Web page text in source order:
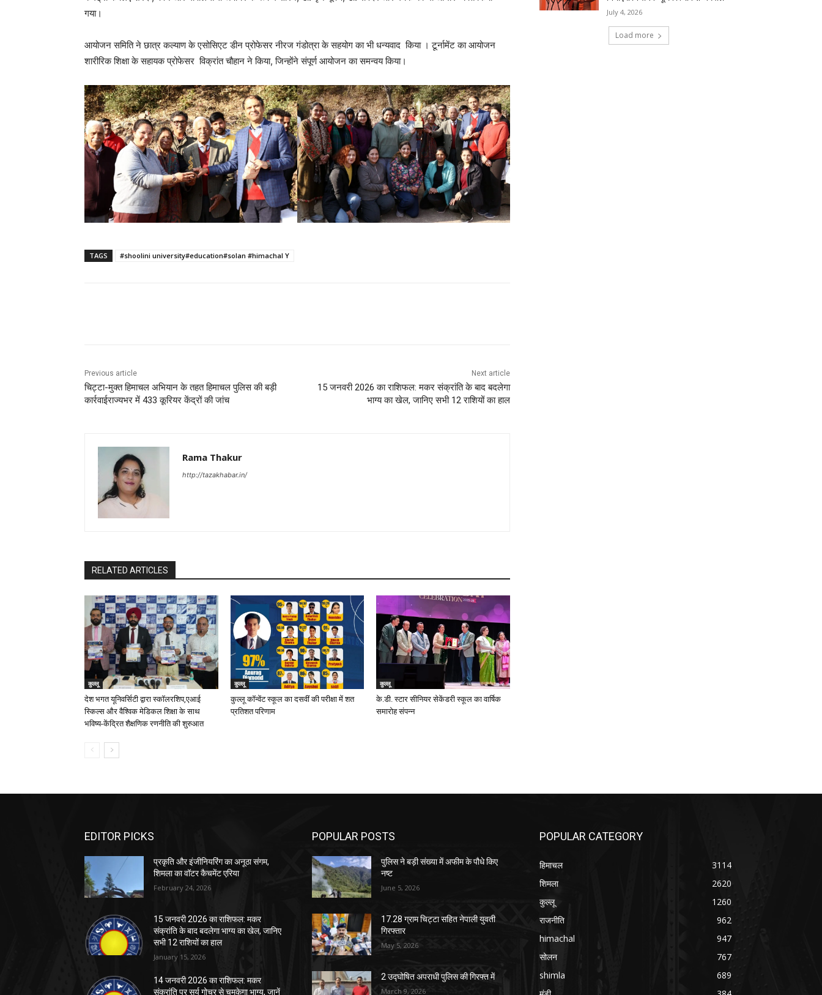
गया।
आयोजन समिति ने छात्र कल्याण के एसोसिएट डीन प्रोफेसर नीरज गंडोत्रा ​​के सहयोग का भी धन्यवाद किया । टूर्नामेंट का आयोजन
शारीरिक शिक्षा के सहायक प्रोफेसर विक्रांत चौहान ने किया, जिन्होंने संपूर्ण आयोजन का समन्वय किया।
TAGS #shoolini university#education#solan #himachal Y
Previous article
चिट्टा-मुक्त हिमाचल अभियान के तहत हिमाचल पुलिस की बड़ी
कार्रवाईराज्यभर में 433 कूरियर केंद्रों की जांच
Next article
15 जनवरी 2026 का राशिफल: मकर संक्रांति के बाद बदलेगा
भाग्य का खेल, जानिए सभी 12 राशियों का हाल
Rama Thakur
http://tazakhabar.in/
RELATED ARTICLES
कुल्लू
देश भगत यूनिवर्सिटी द्वारा स्कॉलरशिप,एआई
स्किल्स और वैश्विक मेडिकल शिक्षा के साथ
भविष्य-केंद्रित शैक्षणिक रणनीति की शुरुआत
कुल्लू
कुल्लू कॉन्वेंट स्कूल का दसवीं की परीक्षा में शत
प्रतिशत परिणाम
कुल्लू
के.डी. स्टार सीनियर सेकेंडरी स्कूल का वार्षिक
समारोह संपन्न
July 4, 2026
Load more
EDITOR PICKS
प्रकृति और इंजीनियरिंग का अनूठा संगम,
शिमला का वॉटर कैचमेंट एरिया
February 24, 2026
15 जनवरी 2026 का राशिफल: मकर
संक्रांति के बाद बदलेगा भाग्य का खेल, जानिए
सभी 12 राशियों का हाल
January 15, 2026
14 जनवरी 2026 का राशिफल: मकर
संक्रांति पर सूर्य गोचर से चमकेगा भाग्य, जानें
POPULAR POSTS
पुलिस ने बड़ी संख्या में अफीम के पौधे किए
नष्ट
June 5, 2026
17.28 ग्राम चिट्टा सहित नेपाली युवती
गिरफ्तार
May 5, 2026
2 उद्घोषित अपराधी पुलिस की गिरफ्त में
March 9, 2026
POPULAR CATEGORY
हिमाचल
3114
शिमला
2620
कुल्लू
1260
राजनीति
962
himachal
947
सोलन
767
shimla
689